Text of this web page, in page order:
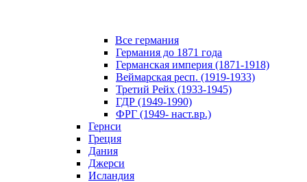
Все германия
Германия до 1871 года
Германская империя (1871-1918)
Веймарская респ. (1919-1933)
Третий Рейх (1933-1945)
ГДР (1949-1990)
ФРГ (1949- наст.вр.)
Гернси
Греция
Дания
Джерси
Исландия